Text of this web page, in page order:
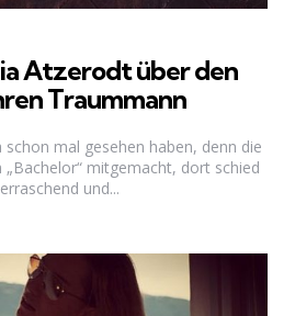
Atzerodt über den
Traummann
schon mal gesehen haben, denn die
„Bachelor“ mitgemacht, dort schied
und...